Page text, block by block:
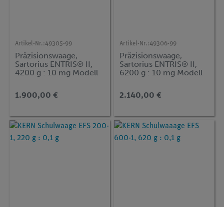
Artikel-Nr.:49305-99
Präzisionswaage,
Sartorius ENTRIS® II,
4200 g : 10 mg Modell
1.900,00 €
Artikel-Nr.:49306-99
Präzisionswaage,
Sartorius ENTRIS® II,
6200 g : 10 mg Modell
2.140,00 €